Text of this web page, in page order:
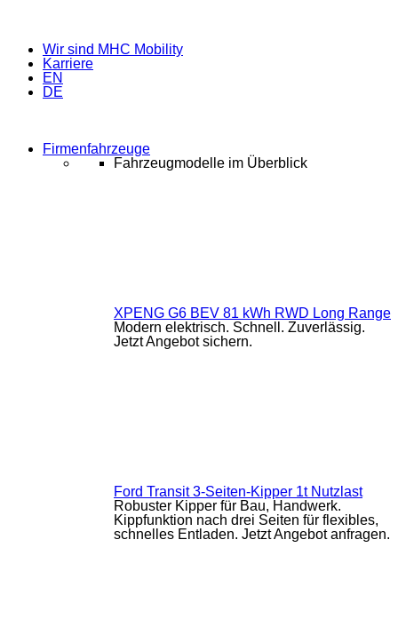
Wir sind MHC Mobility
Karriere
EN
DE
Firmenfahrzeuge
Fahrzeugmodelle im Überblick
XPENG G6 BEV 81 kWh RWD Long Range
Modern elektrisch. Schnell. Zuverlässig.
Jetzt Angebot sichern.
Ford Transit 3-Seiten-Kipper 1t Nutzlast
Robuster Kipper für Bau, Handwerk.
Kippfunktion nach drei Seiten für flexibles,
schnelles Entladen. Jetzt Angebot anfragen.